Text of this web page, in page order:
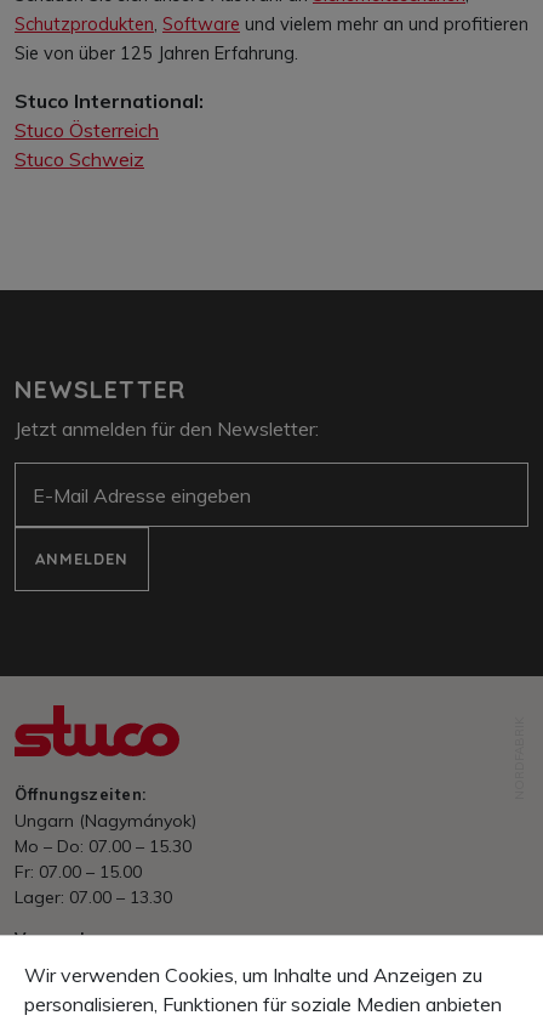
Sie von über 125 Jahren Erfahrung.
Stuco International:
Stuco Österreich
Stuco Schweiz
Jetzt anmelden für den Newsletter:
E-Mail
ANMELDEN
Öffnungszeiten:
Ungarn (Nagymányok)
Mo – Do: 07.00 – 15.30
Fr: 07.00 – 15.00
Versand
Ab HUF. 70&#039;000.– portofrei
Wir verwenden Cookies, um Inhalte und Anzeigen zu
personalisieren, Funktionen für soziale Medien anbieten